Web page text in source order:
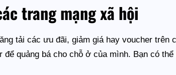
trang mạng xã hội
tải các ưu đãi, giảm giá hay voucher trên
quảng bá cho chỗ ở của mình. Bạn có